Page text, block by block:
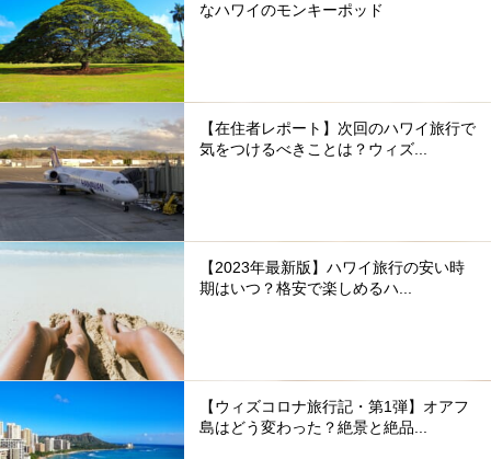
なハワイのモンキーポッド
【在住者レポート】次回のハワイ旅行で
気をつけるべきことは？ウィズ...
【2023年最新版】ハワイ旅行の安い時
期はいつ？格安で楽しめるハ...
【ウィズコロナ旅行記・第1弾】オアフ
島はどう変わった？絶景と絶品...